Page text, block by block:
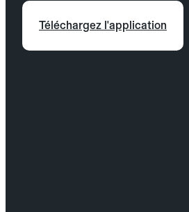
Téléchargez l'application